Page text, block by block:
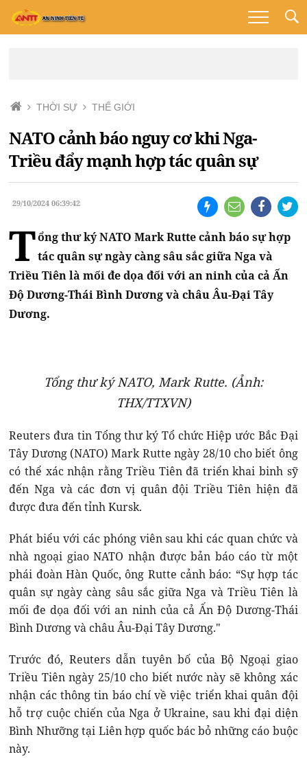
THỜI SỰ THẾ GIỚI
NATO cảnh báo nguy cơ khi Nga-
Triều đẩy mạnh hợp tác quân sự
29/10/2024 06:39:42
Tổng thư ký NATO Mark Rutte cảnh báo sự hợp
tác quân sự ngày càng sâu sắc giữa Nga và
Triều Tiên là mối đe dọa đối với an ninh của cả Ấn
Độ Dương-Thái Bình Dương và châu Âu-Đại Tây
Dương.
Tổng thư ký NATO, Mark Rutte. (Ảnh:
THX/TTXVN)
Reuters đưa tin Tổng thư ký Tổ chức Hiệp ước Bắc Đại
Tây Dương (NATO) Mark Rutte ngày 28/10 cho biết ông
có thể xác nhận rằng Triều Tiên đã triển khai binh sỹ
đến Nga và các đơn vị quân đội Triều Tiên hiện đã
được đưa đến tỉnh Kursk.
Phát biểu với các phóng viên sau khi các quan chức và
nhà ngoại giao NATO nhận được bản báo cáo từ một
phái đoàn Hàn Quốc, ông Rutte cảnh báo: “Sự hợp tác
quân sự ngày càng sâu sắc giữa Nga và Triều Tiên là
mối đe dọa đối với an ninh của cả Ấn Độ Dương-Thái
Bình Dương và châu Âu-Đại Tây Dương."
Trước đó, Reuters dẫn tuyên bố của Bộ Ngoại giao
Triều Tiên ngày 25/10 cho biết nước này sẽ không xác
nhận các thông tin báo chí về việc triển khai quân đội
hỗ trợ cuộc chiến của Nga ở Ukraine, sau khi đại diện
Bình Nhưỡng tại Liên hợp quốc bác bỏ những cáo buộc
này.